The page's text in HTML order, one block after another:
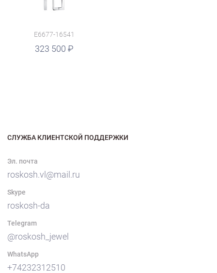
E6677-16541
323 500
СЛУЖБА КЛИЕНТСКОЙ ПОДДЕРЖКИ
Эл. почта
roskosh.vl@mail.ru
Skype
roskosh-da
Telegram
@roskosh_jewel
WhatsApp
+74232312510